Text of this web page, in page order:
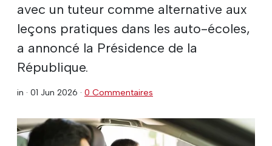
avec un tuteur comme alternative aux
leçons pratiques dans les auto-écoles,
a annoncé la Présidence de la
République.
in · 01 Jun 2026 · 0 Commentaires